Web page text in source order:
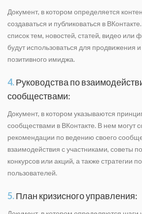
Документ, в котором определяется
создаваться и публиковаться в
список тем, новостей, статей, видео или
будут использоваться для продвижения
позитивного имиджа.
4.Руководства по
сообществами:
Документ, в котором указываются
сообществами в ВКонтакте. В нем могут
рекомендации по ведению своего
взаимодействия с участниками, советы
конкурсов или акций, а также стратегии
пользователей.
5.План кризисного управления: